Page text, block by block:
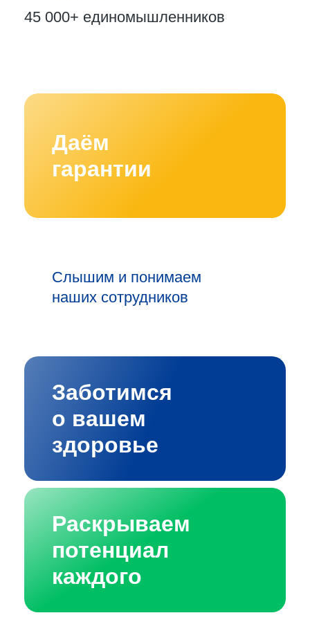
45 000+ единомышленников
Даём
гарантии
Слышим и понимаем
наших сотрудников
Заботимся
о вашем
здоровье
Раскрываем
потенциал
каждого